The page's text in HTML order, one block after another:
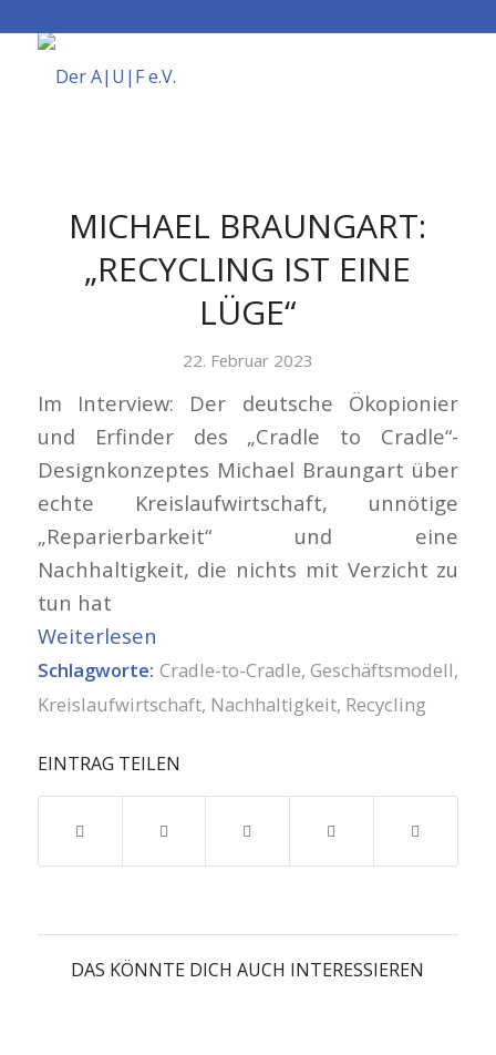
MICHAEL BRAUNGART:
„RECYCLING IST EINE
LÜGE“
22. Februar 2023
Im Interview: Der deutsche Ökopionier
und Erfinder des „Cradle to Cradle“-
Designkonzeptes Michael Braungart über
echte Kreislaufwirtschaft, unnötige
„Reparierbarkeit“ und eine
Nachhaltigkeit, die nichts mit Verzicht zu
tun hat
Weiterlesen
Schlagworte: Cradle-to-Cradle,Geschäftsmodell,
Kreislaufwirtschaft, Nachhaltigkeit, Recycling
EINTRAG TEILEN
DAS KÖNNTE DICH AUCH INTERESSIEREN